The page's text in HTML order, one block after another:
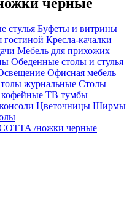
стулья Буфеты и витрины
гостиной Кресла-качалки
Мебель для прихожих
Обеденные столы и стулья
Офисная мебель
журнальные Столы
ТВ тумбы
Цветочницы Ширмы